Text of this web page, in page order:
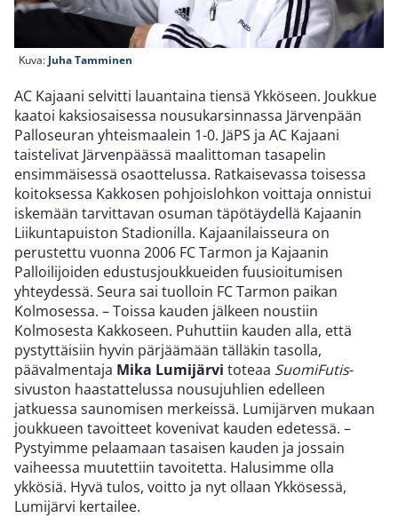
Kuva: Juha Tamminen
AC Kajaani selvitti lauantaina tiensä Ykköseen. Joukkue
kaatoi kaksiosaisessa nousukarsinnassa Järvenpään
Palloseuran yhteismaalein 1-0. JäPS ja AC Kajaani
taistelivat Järvenpäässä maalittoman tasapelin
ensimmäisessä osaottelussa. Ratkaisevassa toisessa
koitoksessa Kakkosen pohjoislohkon voittaja onnistui
iskemään tarvittavan osuman täpötäydellä Kajaanin
Liikuntapuiston Stadionilla. Kajaanilaisseura on
perustettu vuonna 2006 FC Tarmon ja Kajaanin
Palloilijoiden edustusjoukkueiden fuusioitumisen
yhteydessä. Seura sai tuolloin FC Tarmon paikan
Kolmosessa. – Toissa kauden jälkeen noustiin
Kolmosesta Kakkoseen. Puhuttiin kauden alla, että
pystyttäisiin hyvin pärjäämään tälläkin tasolla,
päävalmentaja Mika Lumijärvi toteaa SuomiFutis-
sivuston haastattelussa nousujuhlien edelleen
jatkuessa saunomisen merkeissä. Lumijärven mukaan
joukkueen tavoitteet kovenivat kauden edetessä. –
Pystyimme pelaamaan tasaisen kauden ja jossain
vaiheessa muutettiin tavoitetta. Halusimme olla
ykkösiä. Hyvä tulos, voitto ja nyt ollaan Ykkösessä,
Lumijärvi kertailee.